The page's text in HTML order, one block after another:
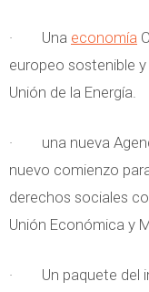
· Una economía
europeo sostenible
Unión de la Energía.
· una nueva
nuevo comienzo
derechos sociales
Unión Económica y
· Un paquete del